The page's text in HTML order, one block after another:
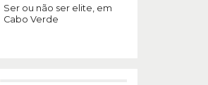
Ser ou não ser elite, em
Cabo Verde